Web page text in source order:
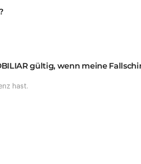
gültig, wenn meine
hast.